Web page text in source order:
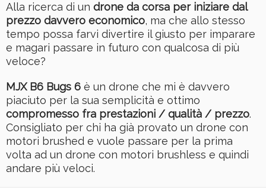
Alla ricerca di un drone da corsa per iniziare dal
prezzo davvero economico, ma che allo stesso
tempo possa farvi divertire il giusto per imparare
e magari passare in futuro con qualcosa di più
veloce?
MJX B6 Bugs 6 è un drone che mi è davvero
piaciuto per la sua semplicità e ottimo
compromesso fra prestazioni / qualità / prezzo.
Consigliato per chi ha già provato un drone con
motori brushed e vuole passare per la prima
volta ad un drone con motori brushless e quindi
andare più veloci.